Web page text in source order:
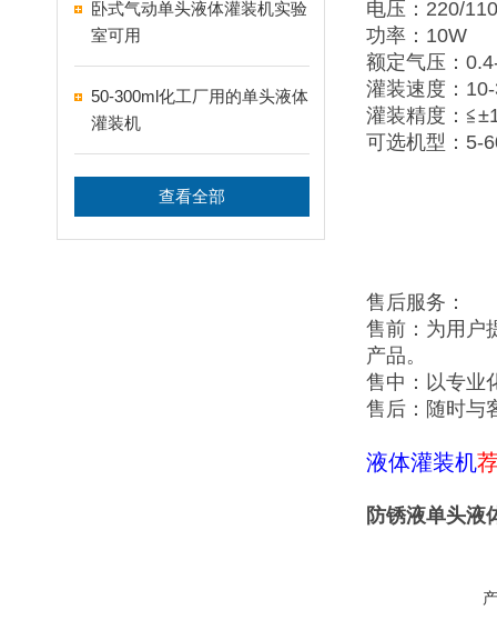
卧式气动单头液体灌装机实验
室可用
50-300ml化工厂用的单头液体
灌装机
查看全部
电压：220/
功率：10W
额定气压：
灌装速度：
灌装精度：
可选机型：5-
售后服务：
售前：为用户
产品。
售中：以专业
售后：随时与
液体灌装机
防锈液单头液